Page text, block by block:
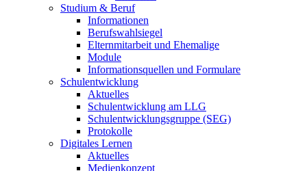
Studium & Beruf
Informationen
Berufswahlsiegel
Elternmitarbeit und Ehemalige
Module
Informationsquellen und Formulare
Schulentwicklung
Aktuelles
Schulentwicklung am LLG
Schulentwicklungsgruppe (SEG)
Protokolle
Digitales Lernen
Aktuelles
Medienkonzept